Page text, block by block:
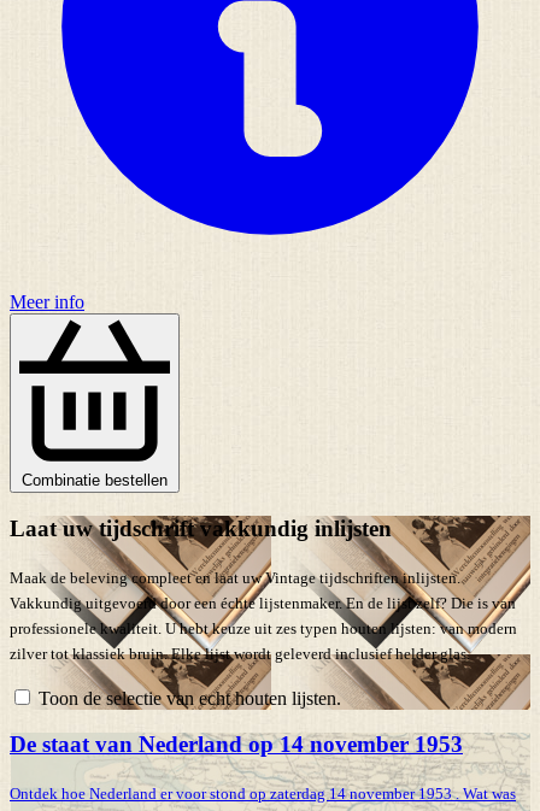
Meer info
Combinatie bestellen
Laat uw tijdschrift vakkundig inlijsten
Maak de beleving compleet en laat uw Vintage tijdschriften inlijsten.
Vakkundig uitgevoerd door een échte lijstenmaker. En de lijst zelf? Die is van
professionele kwaliteit. U hebt keuze uit zes typen houten lijsten: van modern
zilver tot klassiek bruin. Elke lijst wordt geleverd inclusief helder glas.
Toon de selectie van echt houten lijsten.
De staat van Nederland op 14 november 1953
Ontdek hoe Nederland er voor stond op zaterdag 14 november 1953 . Wat was